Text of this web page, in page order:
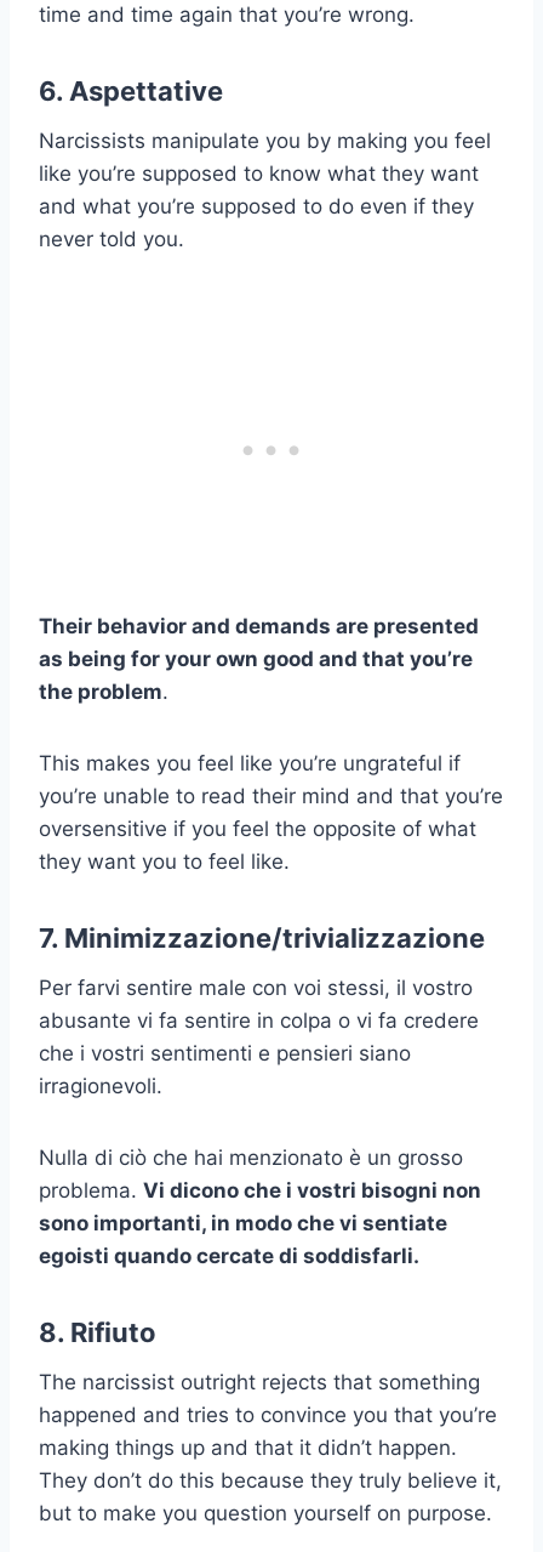
time and time again that you’re wrong.
6. Aspettative
Narcissists manipulate you by making you feel
like you’re supposed to know what they want
and what you’re supposed to do even if they
never told you.
Their behavior and demands are presented
as being for your own good and that you’re
the problem.
This makes you feel like you’re ungrateful if
you’re unable to read their mind and that you’re
oversensitive if you feel the opposite of what
they want you to feel like.
7. Minimizzazione/trivializzazione
Per farvi sentire male con voi stessi, il vostro
abusante vi fa sentire in colpa o vi fa credere
che i vostri sentimenti e pensieri siano
irragionevoli.
Nulla di ciò che hai menzionato è un grosso
problema. Vi dicono che i vostri bisogni non
sono importanti, in modo che vi sentiate
egoisti quando cercate di soddisfarli.
8. Rifiuto
The narcissist outright rejects that something
happened and tries to convince you that you’re
making things up and that it didn’t happen.
They don’t do this because they truly believe it,
but to make you question yourself on purpose.